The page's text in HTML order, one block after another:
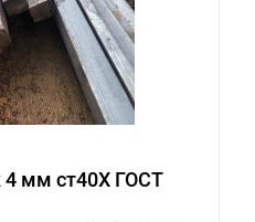
4 мм ст40Х ГОСТ